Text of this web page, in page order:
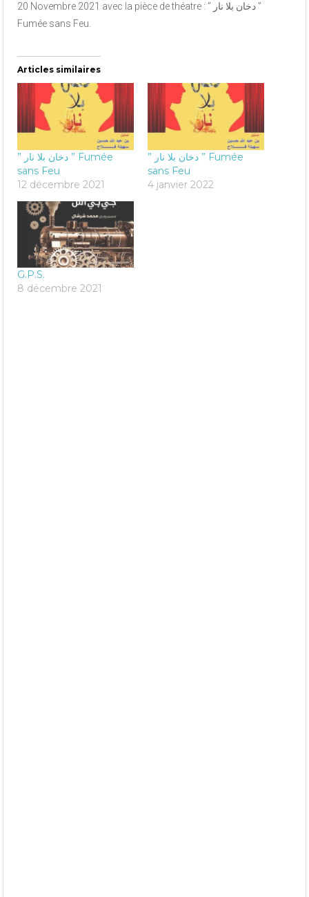
20 Novembre 2021 avec la pièce de théatre : ” دخان بلا نار ”
Fumée sans Feu.
Articles similaires
” دخان بلا نار ” Fumée
sans Feu
12 décembre 2021
” دخان بلا نار ” Fumée
sans Feu
4 janvier 2022
G.P.S.
8 décembre 2021